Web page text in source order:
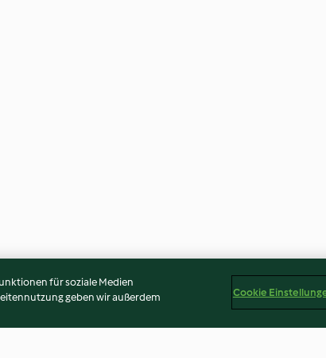
für soziale Medien
geben wir außerdem
Cookie